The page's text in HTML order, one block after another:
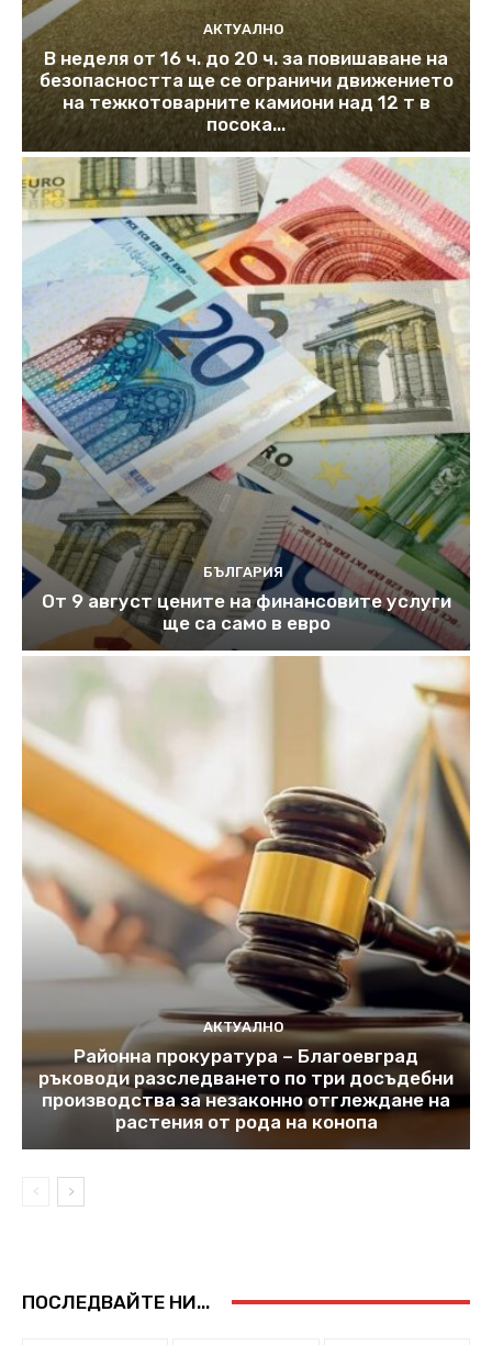
АКТУАЛНО
В неделя от 16 ч. до 20 ч. за повишаване на
безопасността ще се ограничи движението
на тежкотоварните камиони над 12 т в
посока...
БЪЛГАРИЯ
От 9 август цените на финансовите услуги
ще са само в евро
АКТУАЛНО
Районна прокуратура – Благоевград
ръководи разследването по три досъдебни
производства за незаконно отглеждане на
растения от рода на конопа
ПОСЛЕДВАЙТЕ НИ...